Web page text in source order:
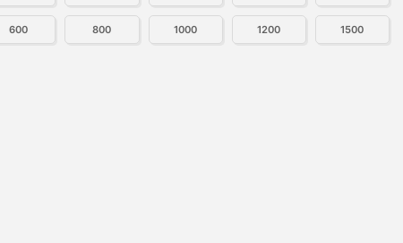
600 800 1000 1200 1500